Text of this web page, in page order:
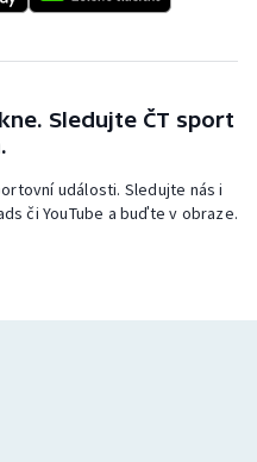
Sledujte ČT sport
události. Sledujte nás i
či YouTube a buďte v obraze.